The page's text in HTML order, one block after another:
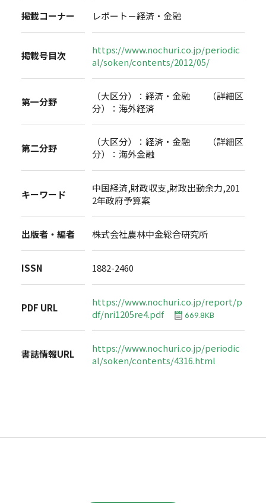
掲載コーナー レポート－経済・金融
掲載号目次
https://www.nochuri.co.jp/periodic
al/soken/contents/2012/05/
第一分野
（大区分）：経済・金融 （詳細区
分）：海外経済
第二分野
（大区分）：経済・金融 （詳細区
分）：海外金融
キーワード
中国経済,財政収支,財政出動余力,201
2年政府予算案
出版者・編者 株式会社農林中金総合研究所
ISSN 1882-2460
PDF URL
https://www.nochuri.co.jp/report/p
df/nri1205re4.pdf
669.8KB
書誌情報URL
https://www.nochuri.co.jp/periodic
al/soken/contents/4316.html